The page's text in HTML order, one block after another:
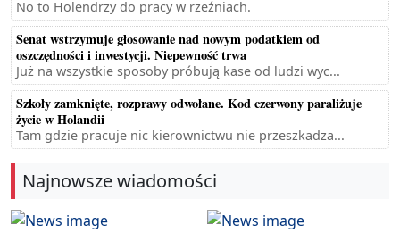
No to Holendrzy do pracy w rzeźniach.
Senat wstrzymuje głosowanie nad nowym podatkiem od
oszczędności i inwestycji. Niepewność trwa
Już na wszystkie sposoby próbują kase od ludzi wyc...
Szkoły zamknięte, rozprawy odwołane. Kod czerwony paraliżuje
życie w Holandii
Tam gdzie pracuje nic kierownictwu nie przeszkadza...
Najnowsze wiadomości